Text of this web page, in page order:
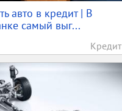
авто в кредит | В
самый выг...
Кредит